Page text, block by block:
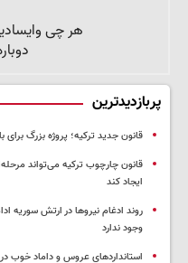
پربازدیدترین
قانون جدید ترکیه؛ پروژه بزرگ‌ برای
قانون چارچوب ترکیه می‌تواند
ایجاد کند
روند ادغام نیروها در ارتش سوریه
وجود ندارد
استانداردهای عروس و داماد خوب در